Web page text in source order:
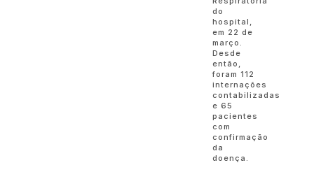
do
hospital,
em 22 de
março.
Desde
então,
foram 112
internações
contabilizadas
e 65
pacientes
com
confirmação
da
doença.